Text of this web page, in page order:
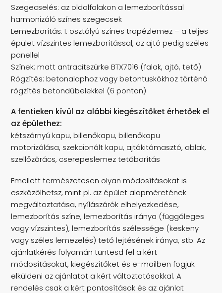
Szegecselés: az oldalfalakon a lemezborítással
harmonizáló színes szegecsek
Lemezborítás: I. osztályú színes trapézlemez – a teljes
épület vízszintes lemezborítással, az ajtó pedig széles
panellel
Színek: matt antracitszürke BTX7016 (falak, ajtó, tető)
Rögzítés: betonalaphoz vagy betontuskókhoz történő
rögzítés betondűbelekkel (6 ponton)
A fentieken kívül az alábbi kiegészítőket érhetőek el
az épülethez:
kétszárnyú kapu, billenőkapu, billenőkapu
motorizálása, szekcionált kapu, ajtókitámasztó, ablak,
szellőzőrács, cserepeslemez tetőborítás
Emellett természetesen olyan módosításokat is
eszközölhetsz, mint pl. az épület alapméretének
megváltoztatása, nyílászárók elhelyezkedése,
lemezborítás színe, lemezborítás iránya (függőleges
vagy vízszintes), lemezborítás szélessége (keskeny
vagy széles lemezelés) tető lejtésének iránya, stb. Az
ajánlatkérés folyamán tüntesd fel a kért
módosításokat, kiegészítőket és e-mailben fogjuk
elküldeni az ajánlatot a kért változtatásokkal. A
rendelés csak a kért pontosítások és az ajánlat